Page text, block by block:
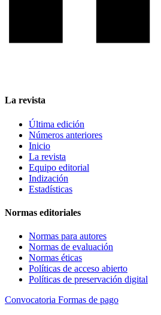
La revista
Última edición
Números anteriores
Inicio
La revista
Equipo editorial
Indización
Estadísticas
Normas editoriales
Normas para autores
Normas de evaluación
Normas éticas
Políticas de acceso abierto
Políticas de preservación digital
Convocatoria Formas de pago